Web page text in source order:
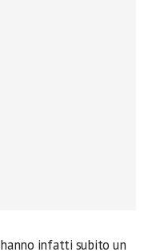
hanno infatti subito un